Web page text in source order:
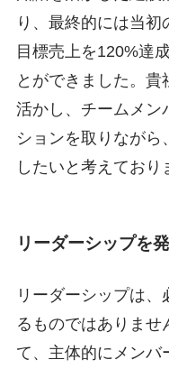
り、最終的には当
目標売上を120%達
とができました。貴
活かし、チームメン
ションを取りながら
したいと考えており
リーダーシップを
リーダーシップは
るものではありませ
て、主体的にメンバ